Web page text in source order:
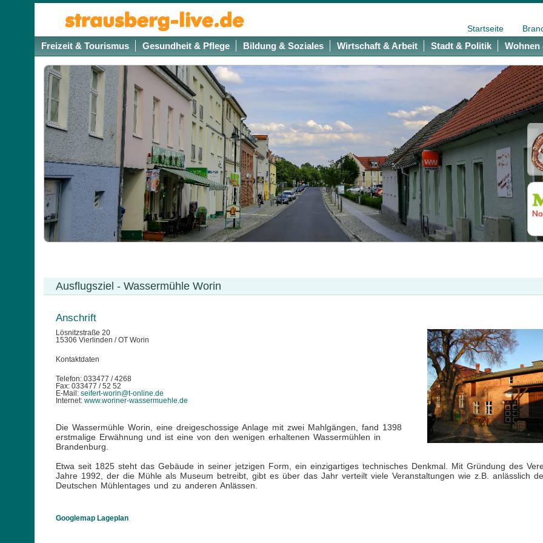
Startseite
Freizeit & Tourismus Gesundheit & Pflege Bildung & Soziales Wirtschaft & Arbeit Stadt & Politik Wohnen
Ausflugsziel - Wassermühle Worin
Anschrift
Lösnitzstraße 20
15306 Vierlinden / OT Worin
Kontaktdaten
Telefon: 033477 / 4268
Fax: 033477 / 52 52
E-Mail: seifert-worin@t-online.de
Internet: www.woriner-wassermuehle.de
Die Wassermühle Worin, eine dreigeschossige Anlage mit zwei Mahlgängen, fand 1398
erstmalige Erwähnung und ist eine von den wenigen erhaltenen Wassermühlen in
Brandenburg.
Etwa seit 1825 steht das Gebäude in seiner jetzigen Form, ein einzigartiges technisches Denkmal. Mit Gründung des
Jahre 1992, der die Mühle als Museum betreibt, gibt es über das Jahr verteilt viele Veranstaltungen wie z.B. anlässlich
Deutschen Mühlentages und zu anderen Anlässen.
Googlemap Lageplan